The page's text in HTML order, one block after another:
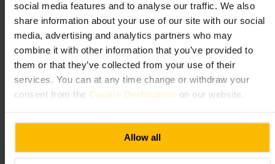
social media features and to analyse our traffic. We also
share information about your use of our site with our social
media, advertising and analytics partners who may
combine it with other information that you’ve provided to
them or that they’ve collected from your use of their
services. You can at any time change or withdraw your
consent from the Cookie Declaration on our website.
Allow all
Bilde / Tiki Bar & Kitsch Inn
“Tropisk stemning og gode cocktails i sentrum
av Glasgow”
Glasgowsentrum #Uteliv
#Søndagsmiddag #Uteplass #Tikkistemning